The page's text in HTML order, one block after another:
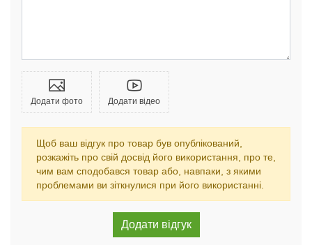
Додати фото Додати відео
Щоб ваш відгук про товар був опублікований,
розкажіть про свій досвід його використання, про те,
чим вам сподобався товар або, навпаки, з якими
проблемами ви зіткнулися при його використанні.